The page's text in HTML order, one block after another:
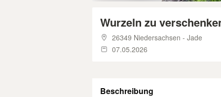
Wurzeln zu
26349 Niedersachsen - Jade
07.05.2026
Beschreibung